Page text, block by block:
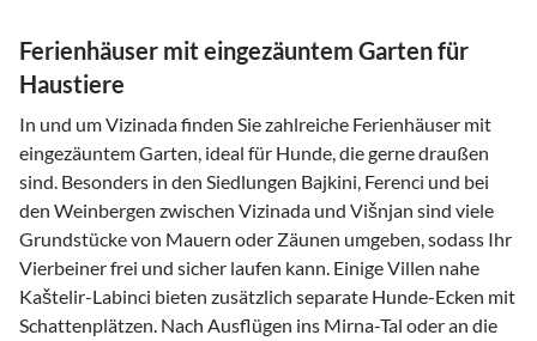
Ferienhäuser mit eingezäuntem Garten für
Haustiere
In und um Vizinada finden Sie zahlreiche Ferienhäuser mit
eingezäuntem Garten, ideal für Hunde, die gerne draußen
sind. Besonders in den Siedlungen Bajkini, Ferenci und bei
den Weinbergen zwischen Vizinada und Višnjan sind viele
Grundstücke von Mauern oder Zäunen umgeben, sodass Ihr
Vierbeiner frei und sicher laufen kann. Einige Villen nahe
Kaštelir-Labinci bieten zusätzlich separate Hunde-Ecken mit
Schattenplätzen. Nach Ausflügen ins Mirna-Tal oder an die